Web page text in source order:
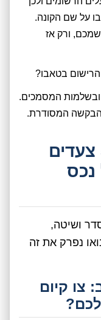
על שם הקונה.
ורק אז
בטאבו?
המסמכים.
המסודרת.
המבוך הבירוקרטי: 5 צעדים
נכס
ושיטה,
נפרק את זה
צו קיום
לכם?